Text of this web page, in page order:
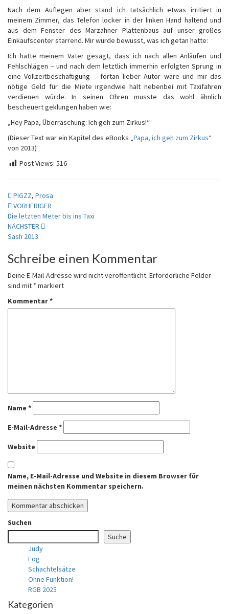
Nach dem Auflegen aber stand ich tatsächlich etwas irritiert in
meinem Zimmer, das Telefon locker in der linken Hand haltend und
aus dem Fenster des Marzahner Plattenbaus auf unser großes
Einkaufscenter starrend. Mir wurde bewusst, was ich getan hatte:
Ich hatte meinem Vater gesagt, dass ich nach allen Anläufen und
Fehlschlägen – und nach dem letztlich immerhin erfolgten Sprung in
eine Vollzeitbeschäftigung – fortan lieber Autor wäre und mir das
nötige Geld für die Miete irgendwie halt nebenbei mit Taxifahren
verdienen würde. In seinen Ohren musste das wohl ähnlich
bescheuert geklungen haben wie:
„Hey Papa, Überraschung: Ich geh zum Zirkus!“
(Dieser Text war ein Kapitel des eBooks „Papa, ich geh zum Zirkus“
von 2013)
Post Views: 516
PIGZZ, Prosa
Beitragsnavigation
VORHERIGER
Die letzten Meter bis ins Taxi
NÄCHSTER
Sash 2013
Schreibe einen Kommentar
Deine E-Mail-Adresse wird nicht veröffentlicht. Erforderliche Felder
sind mit * markiert
Kommentar*
Name *
E-Mail-Adresse *
Website
Name, E-Mail-Adresse und Website in diesem Browser für
meinen nächsten Kommentar speichern.
Suchen
Suche
Judy
Fog
Schachtelsätze
Ohne Funktion!
RGB 2025
Kategorien